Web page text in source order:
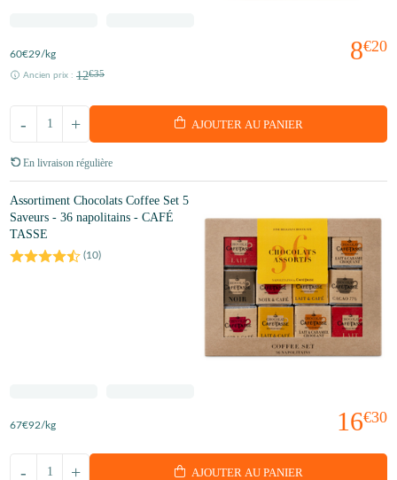
8€20
60€29/kg
Ancien prix : 12€35
+
- AJOUTER AU PANIER
En livraison régulière
Assortiment Chocolats Coffee Set 5
Saveurs - 36 napolitains - CAFÉ
TASSE
(10)
16€30
67€92/kg
+
- AJOUTER AU PANIER